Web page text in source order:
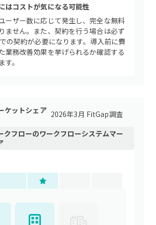
はコストが気になる可能性
ーザー数に応じて発生し、完全な無料
ません。また、契約を行う場合は必ず
の契約が必要になります。導入前に費
業務改善効果を挙げられるか確認する
。
ケットシェア 2026年3月 FitGap調査
クフローのワークフローシステムマー